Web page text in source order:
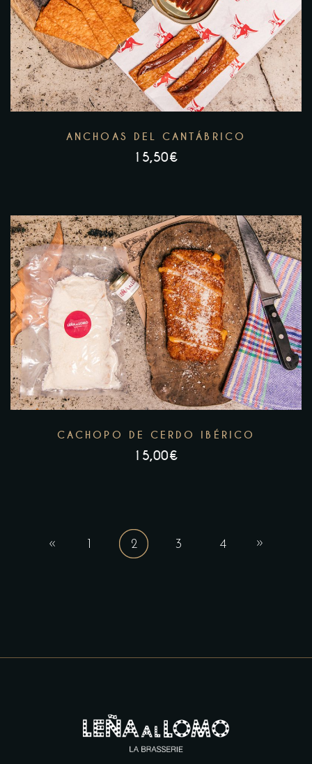
ANCHOAS DEL CANTÁBRICO
15,50€
CACHOPO DE CERDO IBÉRICO
15,00€
1 2 3 4